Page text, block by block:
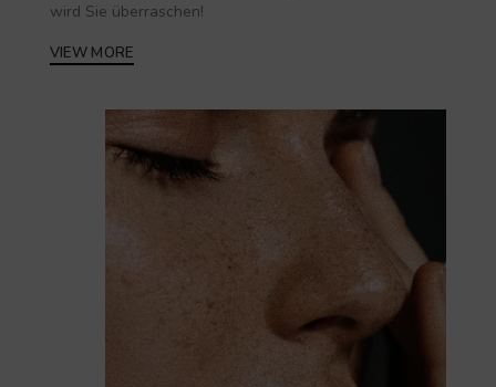
wird Sie überraschen!
VIEW MORE